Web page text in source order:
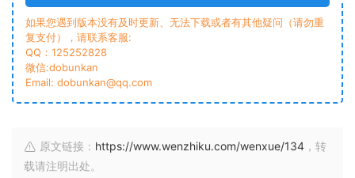
如果您遇到版本没有及时更新、无法下载或者有其他疑问（请勿重
复支付），请联系客服:
QQ：125252828
微信:dobunkan
Email: dobunkan@qq.com
原文链接： https://www.wenzhiku.com/wenxue/134 ，转
载请注明出处。